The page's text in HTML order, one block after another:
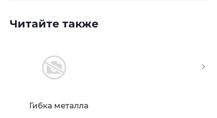
Читайте также
Гибка металла